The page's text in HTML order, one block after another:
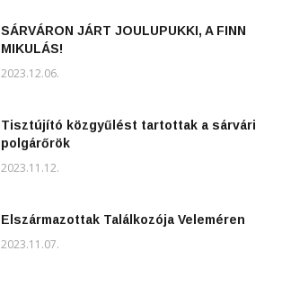
SÁRVÁRON JÁRT JOULUPUKKI, A FINN
MIKULÁS!
2023.12.06.
Tisztújító közgyűlést tartottak a sárvári
polgárőrök
2023.11.12.
Elszármazottak Találkozója Veleméren
2023.11.07.